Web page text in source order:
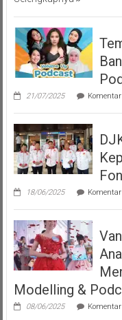
21/07/2025
18/06/2025
Modelling &
08/06/2025